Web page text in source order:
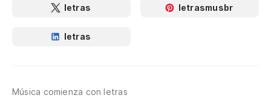
letras letrasmusbr
letras
Música comienza con letras